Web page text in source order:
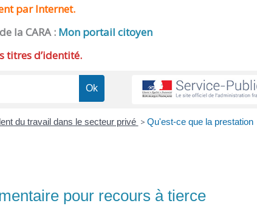
par Internet.
la CARA : Mon portail citoyen
titres d’identité.
du travail dans le secteur privé > Qu'est-ce que la prestation
pour recours à tierce